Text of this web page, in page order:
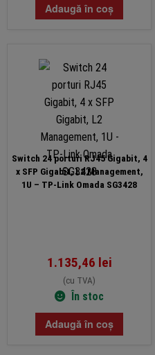
Adaugă în coș
Switch 24 porturi RJ45 Gigabit, 4
x SFP Gigabit, L2 Management,
1U – TP-Link Omada SG3428
1.135,46 lei
(cu TVA)
În stoc
Adaugă în coș